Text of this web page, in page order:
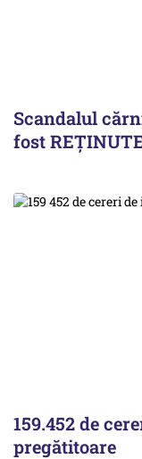
Scandalul
fost
159.452 de
pregătitoare